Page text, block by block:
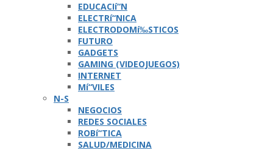
EDUCACIí“N
ELECTRí“NICA
ELECTRODOMí‰STICOS
FUTURO
GADGETS
GAMING (VIDEOJUEGOS)
INTERNET
Mí“VILES
N-S
NEGOCIOS
REDES SOCIALES
ROBí“TICA
SALUD/MEDICINA